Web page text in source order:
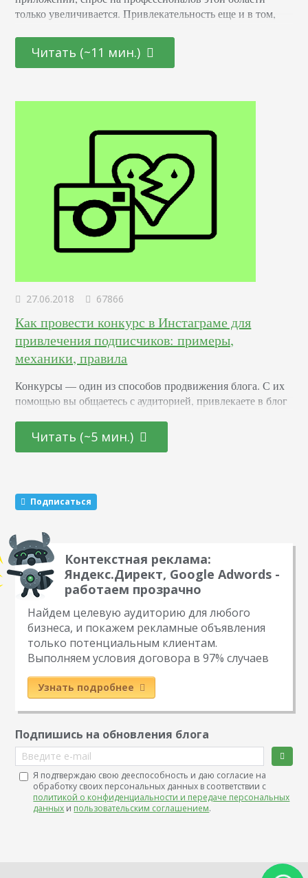
только увеличивается. Привлекательность еще и в том,
специалистов, так и для тех, кто находится на стадии
переосмысления карьерного пути и готов начать все с
интерфейсов для сайтов и приложений. Он…
Читать (~11 мин.)
27.06.2018 67866
Как провести конкурс в Инстаграме для
привлечения подписчиков: примеры,
механики, правила
Конкурсы –– один из способов продвижения блога. С их
помощью вы общаетесь с аудиторией, привлекаете в блог
что вы обещаете участникам подарок за то, что они тем
или иным образом расскажут о вас другим пользователям.
механики, которые маркетологи советуют чередовать…
Читать (~5 мин.)
Подписаться
Контекстная реклама:
Яндекс.Директ, Google Adwords -
работаем прозрачно
Найдем целевую аудиторию для любого
бизнеса, и покажем рекламные объявления
только потенциальным клиентам.
Выполняем условия договора в 97% случаев
Узнать подробнее
Подпишись на обновления блога
Введите e-mail
Я подтверждаю свою дееспособность и даю согласие на
обработку своих персональных данных в соответствии с
политикой о конфиденциальности и передаче персональных
данных и пользовательским соглашением.